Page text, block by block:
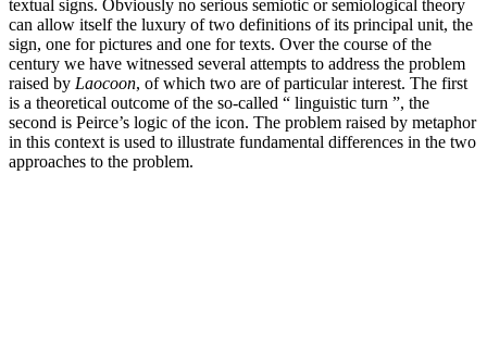
textual signs. Obviously no serious semiotic or semiological theory
can allow itself the luxury of two definitions of its principal unit, the
sign, one for pictures and one for texts. Over the course of the
century we have witnessed several attempts to address the problem
raised by Laocoon, of which two are of particular interest. The first
is a theoretical outcome of the so-called “ linguistic turn ”, the
second is Peirce’s logic of the icon. The problem raised by metaphor
in this context is used to illustrate fundamental differences in the two
approaches to the problem.